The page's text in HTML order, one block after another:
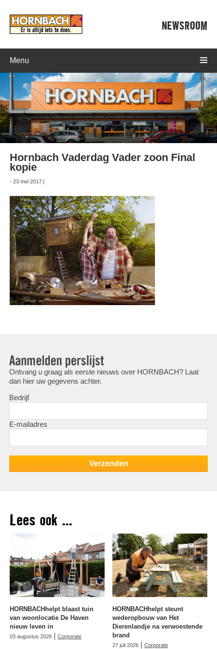
NEWSROOM
Menu
Hornbach Vaderdag Vader zoon Final
kopie
- 23 mei 2017 |
Aanmelden perslijst
Ontvang u graag als eerste nieuws over HORNBACH? Laat
dan hier uw gegevens achter.
Bedrijf
E-mailadres
Lees ook ...
HORNBACHhelpt blaast tuin
van woonlocatie De Haven
nieuw leven in
03 augustus 2026 | Corporate
HORNBACHhelpt steunt
wederopbouw van Het
Dierenlandje na verwoestende
brand
27 juli 2026 | Corporate